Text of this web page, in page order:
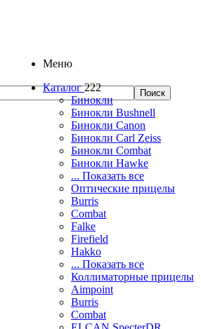
Меню
Каталог 222
Бинокли
Бинокли Bushnell
Бинокли Canon
Бинокли Carl Zeiss
Бинокли Combat
Бинокли Hawke
... Показать все
Оптические прицелы
Burris
Combat
Falke
Firefield
Hakko
... Показать все
Коллиматорные прицелы
Aimpoint
Burris
Combat